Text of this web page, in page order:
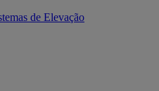
de Elevação